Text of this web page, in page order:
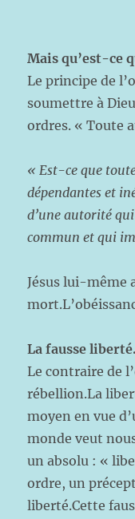
Mais qu’est-ce
Le principe de
soumettre à
ordres. « Toute
« Est-ce que
dépendantes et
d’une autorité
commun et qui
Jésus lui-même
La fausse liberté.
Le contraire de
rébellion.La
moyen en vue
monde veut
un absolu : «
ordre, un
liberté.Cette